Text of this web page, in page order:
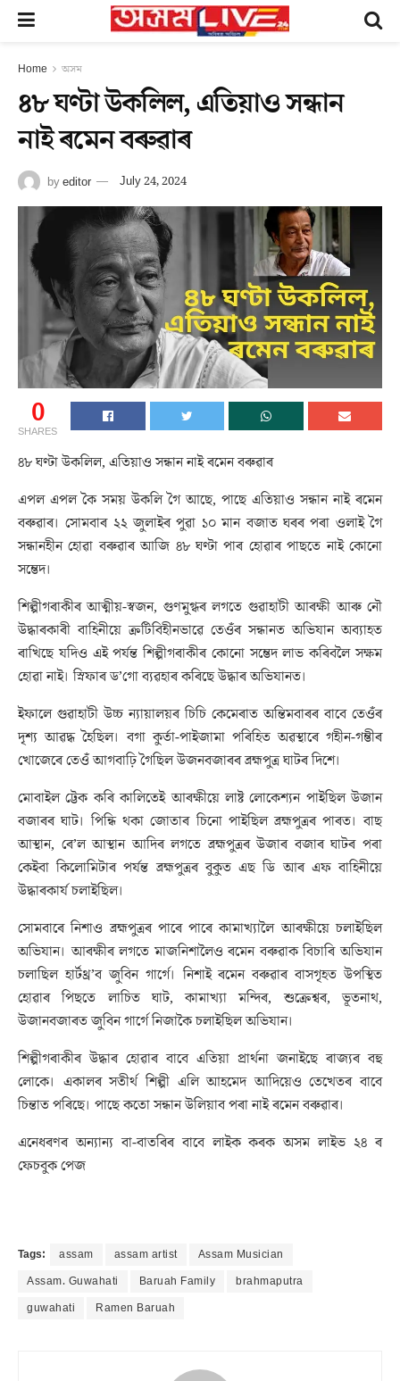
Home অসম
৪৮ ঘণ্টা উকলিল, এতিয়াও সন্ধান
নাই ৰমেন বৰুৱাৰ
byeditor July 24, 2024
0
SHARES
৪৮ ঘণ্টা উকলিল, এতিয়াও সন্ধান নাই ৰমেন বৰুৱাৰ
এপল এপল কৈ সময় উকলি গৈ আছে, পাছে এতিয়াও সন্ধান নাই ৰমেন
বৰুৱাৰ। সোমবাৰ ২২ জুলাইৰ পুৱা ১০ মান বজাত ঘৰৰ পৰা ওলাই গৈ
সন্ধানহীন হোৱা বৰুৱাৰ আজি ৪৮ ঘণ্টা পাৰ হোৱাৰ পাছতে নাই কোনো
সম্ভেদ।
শিল্পীগৰাকীৰ আত্মীয়-স্বজন, গুণমুগ্ধৰ লগতে গুৱাহাটী আৰক্ষী আৰু নৌ
উদ্ধাৰকাৰী বাহিনীয়ে ক্ৰটিবিহীনভাৱে তেওঁৰ সন্ধানত অভিযান অব্যাহত
ৰাখিছে যদিও এই পৰ্যন্ত শিল্পীগৰাকীৰ কোনো সম্ভেদ লাভ কৰিবলৈ সক্ষম
হোৱা নাই। স্নিফাৰ ড’গো ব্যৱহাৰ কৰিছে উদ্ধাৰ অভিযানত।
ইফালে গুৱাহাটী উচ্চ ন্যায়ালয়ৰ চিচি কেমেৰাত অন্তিমবাৰৰ বাবে তেওঁৰ
দৃশ্য আৱদ্ধ হৈছিল। বগা কুৰ্তা-পাইজামা পৰিহিত অৱস্থাৰে গহীন-গম্ভীৰ
খোজেৰে তেওঁ আগবাঢ়ি গৈছিল উজনবজাৰৰ ব্ৰহ্মপুত্ৰ ঘাটৰ দিশে।
মোবাইল ট্টেক কৰি কালিতেই আৰক্ষীয়ে লাষ্ট লোকেশ্যন পাইছিল উজান
বজাৰৰ ঘাট। পিন্ধি থকা জোতাৰ চিনো পাইছিল ব্ৰহ্মপুত্ৰৰ পাৰত। বাছ
আস্থান, ৰে’ল আস্থান আদিৰ লগতে ব্ৰহ্মপুত্ৰৰ উজাৰ বজাৰ ঘাটৰ পৰা
কেইবা কিলোমিটাৰ পৰ্যন্ত ব্ৰহ্মপুত্ৰৰ বুকুত এছ ডি আৰ এফ বাহিনীয়ে
উদ্ধাৰকাৰ্য চলাইছিল।
সোমবাৰে নিশাও ব্ৰহ্মপুত্ৰৰ পাৰে পাৰে কামাখ্যালৈ আৰক্ষীয়ে চলাইছিল
অভিযান। আৰক্ষীৰ লগতে মাজনিশালৈও ৰমেন বৰুৱাক বিচাৰি অভিযান
চলাছিল হাৰ্টথ্ৰ’ব জুবিন গাৰ্গে। নিশাই ৰমেন বৰুৱাৰ বাসগৃহত উপস্থিত
হোৱাৰ পিছতে লাচিত ঘাট, কামাখ্যা মন্দিৰ, শুক্ৰেশ্বৰ, ভূতনাথ,
উজানবজাৰত জুবিন গাৰ্গে নিজাকৈ চলাইছিল অভিযান।
শিল্পীগৰাকীৰ উদ্ধাৰ হোৱাৰ বাবে এতিয়া প্ৰাৰ্থনা জনাইছে ৰাজ্যৰ বহু
লোকে। একালৰ সতীৰ্থ শিল্পী এলি আহমেদ আদিয়েও তেখেতৰ বাবে
চিন্তাত পৰিছে। পাছে কতো সন্ধান উলিয়াব পৰা নাই ৰমেন বৰুৱাৰ।
এনেধৰণৰ অন্যান্য বা-বাতৰিৰ বাবে লাইক কৰক অসম লাইভ ২৪ ৰ
ফেচবুক পেজ
Tags: assam assam artist
Assam Musician
Assam. Guwahati
Baruah Family
brahmaputra
guwahati
Ramen Baruah